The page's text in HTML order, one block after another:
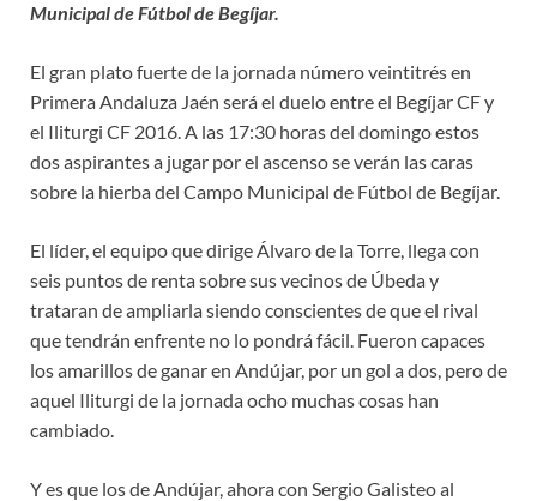
Municipal de Fútbol de Begíjar.
El gran plato fuerte de la jornada número veintitrés en
Primera Andaluza Jaén será el duelo entre el Begíjar CF y
el Iliturgi CF 2016. A las 17:30 horas del domingo estos
dos aspirantes a jugar por el ascenso se verán las caras
sobre la hierba del Campo Municipal de Fútbol de Begíjar.
El líder, el equipo que dirige Álvaro de la Torre, llega con
seis puntos de renta sobre sus vecinos de Úbeda y
trataran de ampliarla siendo conscientes de que el rival
que tendrán enfrente no lo pondrá fácil. Fueron capaces
los amarillos de ganar en Andújar, por un gol a dos, pero de
aquel Iliturgi de la jornada ocho muchas cosas han
cambiado.
Y es que los de Andújar, ahora con Sergio Galisteo al